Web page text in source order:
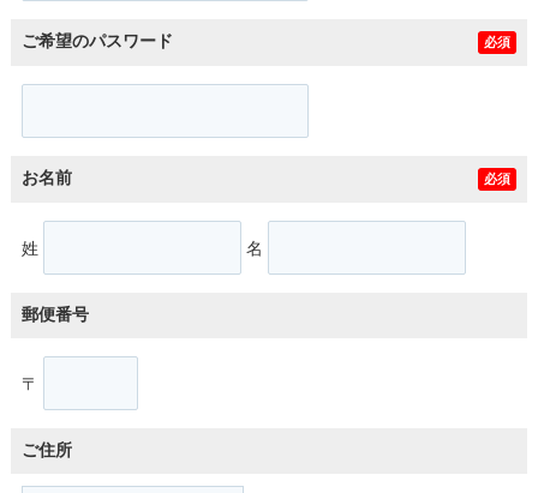
ご希望のパスワード 必須
お名前 必須
姓 名
郵便番号
〒
ご住所